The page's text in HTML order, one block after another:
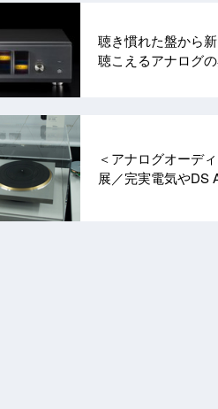
聴き慣れた盤から
聴こえるアナログ
＜アナログオーデ
展／完実電気やDS